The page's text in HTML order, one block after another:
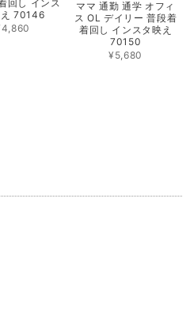
回し インス
え 70146
ママ 通勤 通学 オフィ
ス OL デイリー 普段着
着回し インスタ映え
70150
¥5,680